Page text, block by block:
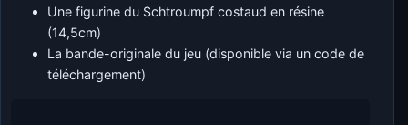
Une figurine du Schtroumpf costaud en résine
(14,5cm)
La bande-originale du jeu (disponible via un code de
téléchargement)